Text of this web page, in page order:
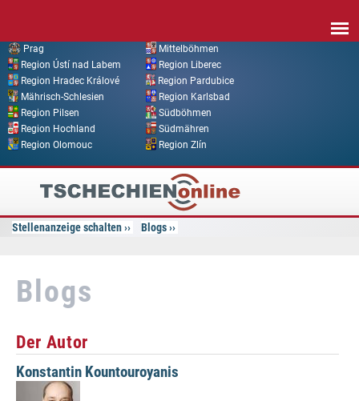
Prag
Mittelböhmen
Region Ústí nad Labem
Region Liberec
Region Hradec Králové
Region Pardubice
Mährisch-Schlesien
Region Karlsbad
Region Pilsen
Südböhmen
Region Hochland
Südmähren
Region Olomouc
Region Zlín
Tschechien
Online
Stellenanzeige schalten Blogs
Blogs
Der Autor
Konstantin Kountouroyanis